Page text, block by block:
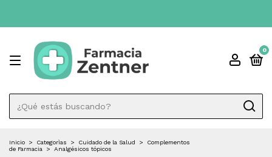
0
Inicio > Categorìas > Cuidado de la Salud >
Complementos
de Farmacia
> Analgésicos tópicos